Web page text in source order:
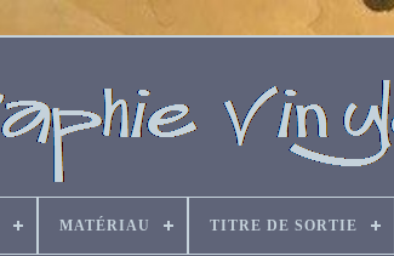
MATÉRIAU TITRE DE SORTIE